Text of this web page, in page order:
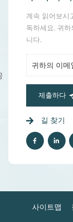
계속 읽어보시
독하세요. 귀
니다.
제출하다
길 찾기
사이트맵